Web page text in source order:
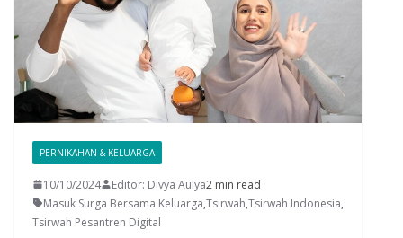
PERNIKAHAN & KELUARGA
10/10/2024 Editor: Divya Aulya2 min read
Masuk Surga Bersama Keluarga,Tsirwah,Tsirwah Indonesia,
Tsirwah Pesantren Digital